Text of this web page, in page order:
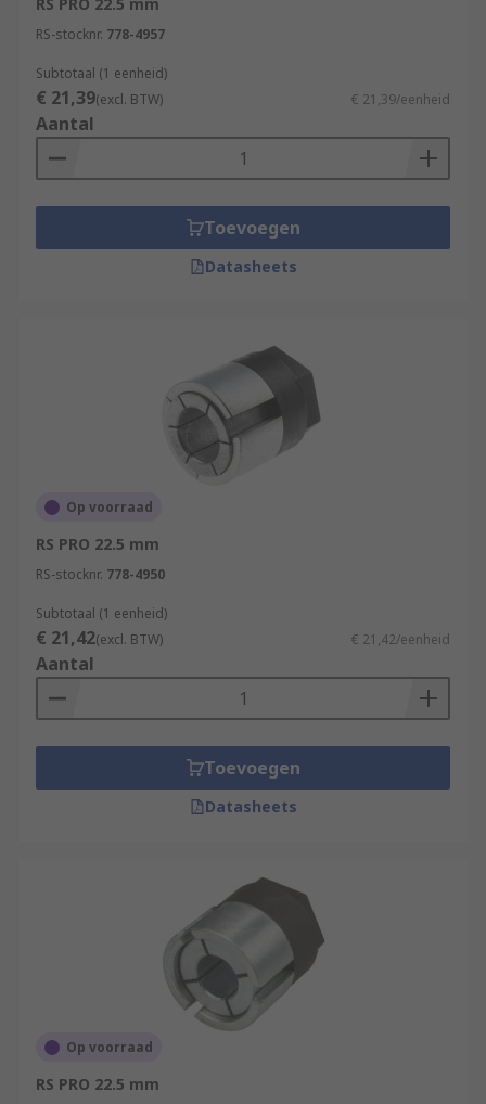
RS-stocknr. 778-4957
Subtotaal (1 eenheid)
€ 21,39(excl. BTW) € 21,39/eenheid
Aantal
Toevoegen
Datasheets
Op voorraad
RS PRO 22.5 mm
RS-stocknr. 778-4950
Subtotaal (1 eenheid)
€ 21,42(excl. BTW) € 21,42/eenheid
Aantal
Toevoegen
Datasheets
Op voorraad
RS PRO 22.5 mm